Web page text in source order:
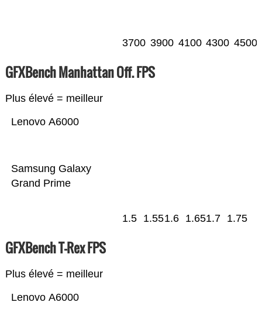
3700 3900 4100 4300 4500
GFXBench Manhattan Off. FPS
Plus élevé = meilleur
Samsung Galaxy
Grand Prime
Lenovo A6000
1.5 1.551.6 1.651.7 1.75
GFXBench T-Rex FPS
Plus élevé = meilleur
Lenovo A6000